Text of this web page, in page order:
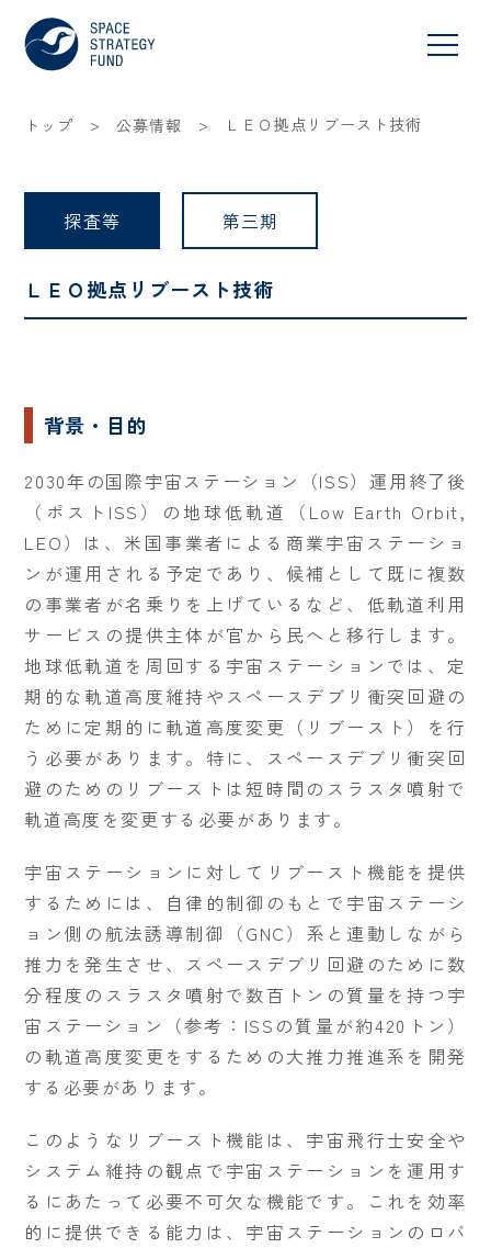
トップ > 公募情報 > ＬＥＯ拠点リブースト技術
探査等 第三期
ＬＥＯ拠点リブースト技術
背景・目的
2030年の国際宇宙ステーション（ISS）運用終了後
（ポストISS）の地球低軌道（Low Earth Orbit,
LEO）は、米国事業者による商業宇宙ステーショ
ンが運用される予定であり、候補として既に複数
の事業者が名乗りを上げているなど、低軌道利用
サービスの提供主体が官から民へと移行します。
地球低軌道を周回する宇宙ステーションでは、定
期的な軌道高度維持やスペースデブリ衝突回避の
ために定期的に軌道高度変更（リブースト）を行
う必要があります。特に、スペースデブリ衝突回
避のためのリブーストは短時間のスラスタ噴射で
軌道高度を変更する必要があります。
宇宙ステーションに対してリブースト機能を提供
するためには、自律的制御のもとで宇宙ステーシ
ョン側の航法誘導制御（GNC）系と連動しながら
推力を発生させ、スペースデブリ回避のために数
分程度のスラスタ噴射で数百トンの質量を持つ宇
宙ステーション（参考：ISSの質量が約420トン）
の軌道高度変更をするための大推力推進系を開発
する必要があります。
このようなリブースト機能は、宇宙飛行士安全や
システム維持の観点で宇宙ステーションを運用す
るにあたって必要不可欠な機能です。これを効率
的に提供できる能力は、宇宙ステーションのロバ